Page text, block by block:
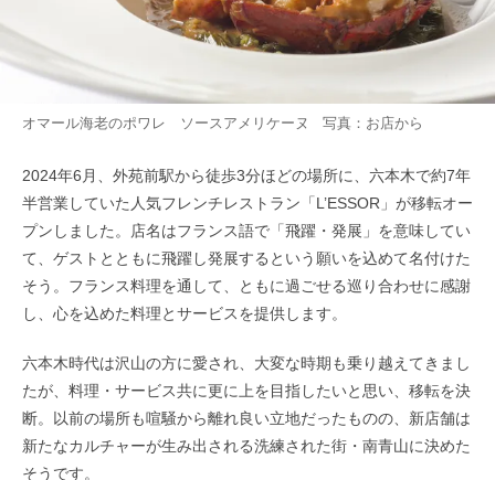
オマール海老のポワレ ソースアメリケーヌ 写真：お店から
2024年6月、外苑前駅から徒歩3分ほどの場所に、六本木で約7年
半営業していた人気フレンチレストラン「L’ESSOR」が移転オー
プンしました。店名はフランス語で「飛躍・発展」を意味してい
て、ゲストとともに飛躍し発展するという願いを込めて名付けた
そう。フランス料理を通して、ともに過ごせる巡り合わせに感謝
し、心を込めた料理とサービスを提供します。
六本木時代は沢山の方に愛され、大変な時期も乗り越えてきまし
たが、料理・サービス共に更に上を目指したいと思い、移転を決
断。以前の場所も喧騒から離れ良い立地だったものの、新店舗は
新たなカルチャーが生み出される洗練された街・南青山に決めた
そうです。